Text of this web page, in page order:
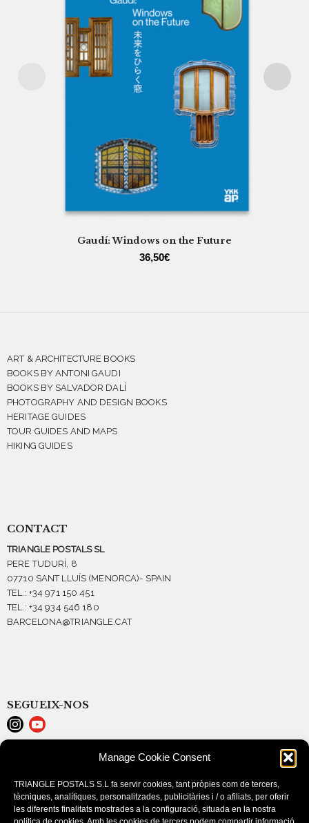
Manage Cookie Consent
TRIANGLE POSTALS S.L fa servir cookies, tant pròpies com de tercers,
tècniques, analítiques, personalitzades, publicitàries i / o afiliats, per oferir
les diferents finalitats mostrades a la configuració, situada en la nostra
Gaudí: Windows on the Future
36,50€
ART & ARCHITECTURE BOOKS
BOOKS BY ANTONI GAUDI
BOOKS BY SALVADOR DALÍ
PHOTOGRAPHY AND DESIGN BOOKS
HERITAGE GUIDES
TOUR GUIDES AND MAPS
HIKING GUIDES
CONTACT
TRIANGLE POSTALS SL
PERE TUDURÍ, 8
07710 SANT LLUÍS (MENORCA)- SPAIN
TEL.: +34 971 150 451
TEL.: +34 934 546 180
BARCELONA@TRIANGLE.CAT
SEGUEIX-NOS
COOKIE POLICY (EU)
PURCHASE CONDITIONS